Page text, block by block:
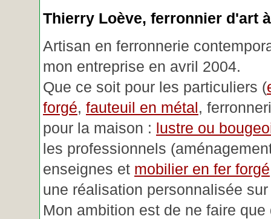
Thierry Loève, ferronnier d'art
Artisan en ferronnerie
mon entreprise en avril 2004.
Que ce soit pour les particuliers (
forgé, fauteuil en métal,
pour la maison : lustre ou
les professionnels
enseignes et mobilier en fer forgé
une réalisation personnalisée
Mon ambition est de ne faire que